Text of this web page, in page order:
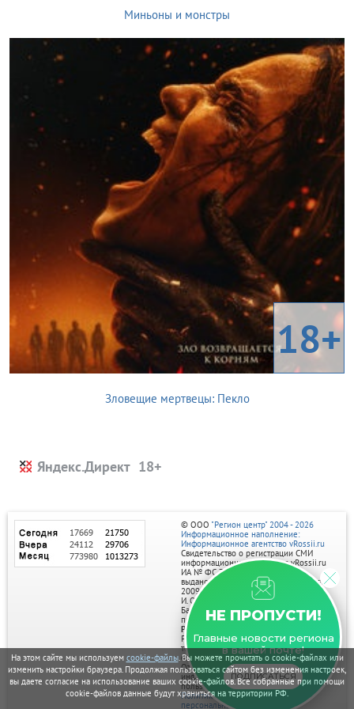
На этом сайте мы используем cookie-файлы. Вы можете прочитать о cookie-файлах или
изменить настройки браузера. Продолжая пользоваться сайтом без изменения настроек,
вы даете согласие на использование ваших cookie-файлов. Все собранные при помощи
cookie-файлов данные будут храниться на территории РФ.
Миньоны и монстры
18+
Зловещие мертвецы: Пекло
Яндекс.Директ
НЕ ПРОПУСТИ!
Главные новости региона
в вашей почте!
ПОДПИСАТЬСЯ
© ООО "Регион центр" 2004 - 2026
Информационное наполнение:
Информационное агентство vRossii.ru
Свидетельство о регистрации СМИ
информационного агентства vRossii.ru
ИА № ФС 77‑35502
выдано РОСКОМНАДЗОРом 04 марта
2009г.
И. О. Главного редактора Нарыков А. Н.
Баннеры на портале размещаются на
правах рекламы.
Реклама на портале:
Рекламное агентство "Умный маркетинг"
тел. 7-910-267-70-40,
email: umnyy.marketing@yandex.ru
Отдельные публикации могут содержать
информацию, не предназначенную для
пользователей до 18 лет.
Политика в отношении обработки
персональных данных